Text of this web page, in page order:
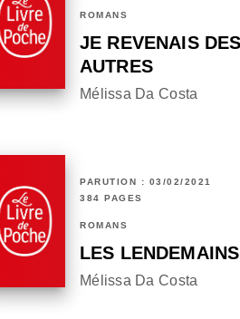
ROMANS
JE REVENAIS DES
AUTRES
Mélissa Da Costa
PARUTION : 03/02/2021
384 PAGES
ROMANS
LES LENDEMAINS
Mélissa Da Costa